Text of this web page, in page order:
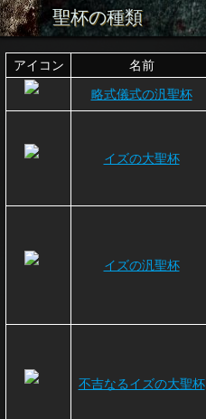
聖杯の種類
アイコン 名前
略式儀式の汎聖杯
イズの大聖杯
イズの汎聖杯
不吉なるイズの大聖杯